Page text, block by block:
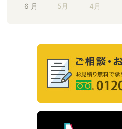
6 月 5月 4月